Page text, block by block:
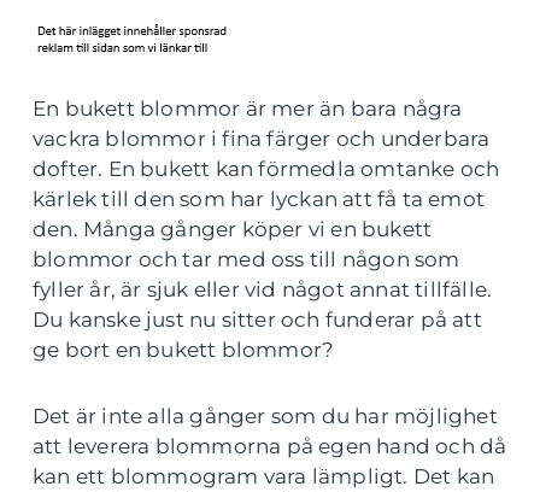
En bukett blommor är mer än bara några
vackra blommor i fina färger och underbara
dofter. En bukett kan förmedla omtanke och
kärlek till den som har lyckan att få ta emot
den. Många gånger köper vi en bukett
blommor och tar med oss till någon som
fyller år, är sjuk eller vid något annat tillfälle.
Du kanske just nu sitter och funderar på att
ge bort en bukett blommor?
Det är inte alla gånger som du har möjlighet
att leverera blommorna på egen hand och då
kan ett blommogram vara lämpligt. Det kan